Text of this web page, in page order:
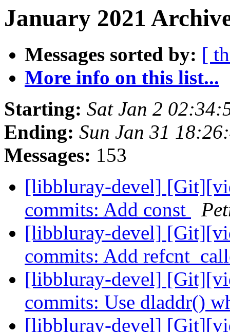
January 2021
Messages sorted by: [
More info on this list...
Starting: Sat Jan 2
Ending: Sun Jan 31
Messages: 153
[libbluray-devel]
commits: Add const
[libbluray-devel]
commits: Add
[libbluray-devel]
commits: Use dladdr()
[libbluray-devel]